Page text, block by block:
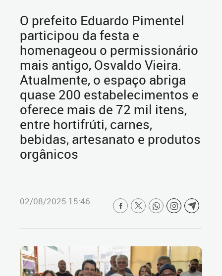
O prefeito Eduardo Pimentel
participou da festa e
homenageou o permissionário
mais antigo, Osvaldo Vieira.
Atualmente, o espaço abriga
quase 200 estabelecimentos e
oferece mais de 72 mil itens,
entre hortifrúti, carnes,
bebidas, artesanato e produtos
orgânicos
02/08/2025 15:46